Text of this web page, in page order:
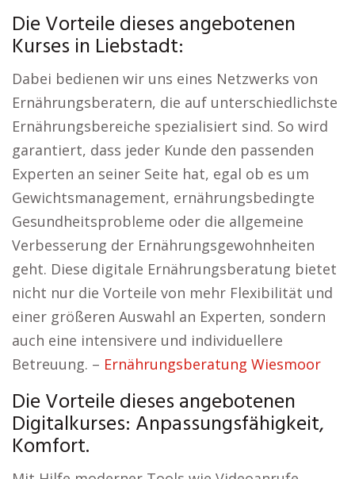
Die Vorteile dieses angebotenen
Kurses in Liebstadt:
Dabei bedienen wir uns eines Netzwerks von
Ernährungsberatern, die auf unterschiedlichste
Ernährungsbereiche spezialisiert sind. So wird
garantiert, dass jeder Kunde den passenden
Experten an seiner Seite hat, egal ob es um
Gewichtsmanagement, ernährungsbedingte
Gesundheitsprobleme oder die allgemeine
Verbesserung der Ernährungsgewohnheiten
geht. Diese digitale Ernährungsberatung bietet
nicht nur die Vorteile von mehr Flexibilität und
einer größeren Auswahl an Experten, sondern
auch eine intensivere und individuellere
Betreuung. – Ernährungsberatung Wiesmoor
Die Vorteile dieses angebotenen
Digitalkurses: Anpassungsfähigkeit,
Komfort.